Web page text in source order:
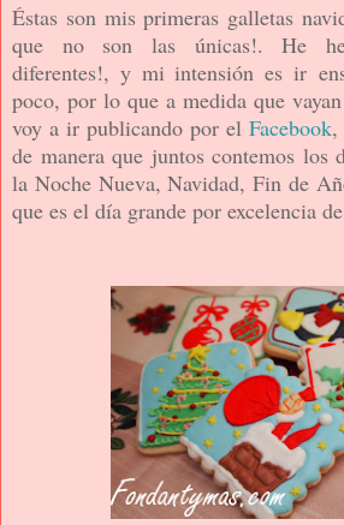
Éstas son mis primeras galletas
que no son las únicas!. He
diferentes!, y mi intensión es ir
poco, por lo que a medida que
voy a ir publicando por el Facebook,
de manera que juntos contemos los
la Noche Nueva, Navidad, Fin de
que es el día grande por excelencia